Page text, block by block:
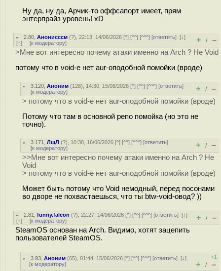
Ну да, ну да, Арчик-то оффсапорт имеет, прям
энтерпрайз уровень! xD
2.80 ,Анонисссм (?), 22:13, 14/06/2026 [^] [^^] [^^^] [ответить][↓]
[↑] [к модератору] + / –
>Мне вот интересно почему атаки именно на Arch ? Не Void
потому что в void-е нет aur-оподобной помойки (вроде)
3.120 ,Аноним (128), 14:30, 15/06/2026 [^] [^^] [^^^] [ответить]
[к модератору] + / –
> потому что в void-е нет aur-оподобной помойки (вроде)
Потому что там в основной репо помойка (но это не
точно).
3.171 ,ЛщЛ (?), 10:38, 16/06/2026 [^] [^^] [^^^] [ответить]
[к модератору] + / –
>>Мне вот интересно почему атаки именно на Arch ? Не
Void
> потому что в void-е нет aur-оподобной помойки (вроде)
Может быть потому что Void немодный, перед посонами
во дворе не похвастаешься, что ты btw-void-овод? ))
2.81 ,funny.falcon (?), 22:27, 14/06/2026 [^] [^^] [^^^] [ответить][↓]
[↑] [к модератору] + / –
SteamOS основан на Arch. Видимо, хотят зацепить
пользователей SteamOS.
3.93 ,Аноним (65), 01:44, 15/06/2026 [^] [^^] [^^^] [ответить][↓]
[к модератору]
+1
+ / –